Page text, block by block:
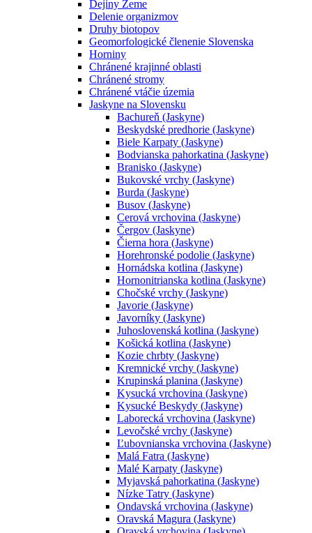
Dejiny Zeme
Delenie organizmov
Druhy biotopov
Geomorfologické členenie Slovenska
Horniny
Chránené krajinné oblasti
Chránené stromy
Chránené vtáčie územia
Jaskyne na Slovensku
Bachureň (Jaskyne)
Beskydské predhorie (Jaskyne)
Biele Karpaty (Jaskyne)
Bodvianska pahorkatina (Jaskyne)
Branisko (Jaskyne)
Bukovské vrchy (Jaskyne)
Burda (Jaskyne)
Busov (Jaskyne)
Cerová vrchovina (Jaskyne)
Čergov (Jaskyne)
Čierna hora (Jaskyne)
Horehronské podolie (Jaskyne)
Hornádska kotlina (Jaskyne)
Hornonitrianska kotlina (Jaskyne)
Chočské vrchy (Jaskyne)
Javorie (Jaskyne)
Javorníky (Jaskyne)
Juhoslovenská kotlina (Jaskyne)
Košická kotlina (Jaskyne)
Kozie chrbty (Jaskyne)
Kremnické vrchy (Jaskyne)
Krupinská planina (Jaskyne)
Kysucká vrchovina (Jaskyne)
Kysucké Beskydy (Jaskyne)
Laborecká vrchovina (Jaskyne)
Levočské vrchy (Jaskyne)
Ľubovnianska vrchovina (Jaskyne)
Malá Fatra (Jaskyne)
Malé Karpaty (Jaskyne)
Myjavská pahorkatina (Jaskyne)
Nízke Tatry (Jaskyne)
Ondavská vrchovina (Jaskyne)
Oravská Magura (Jaskyne)